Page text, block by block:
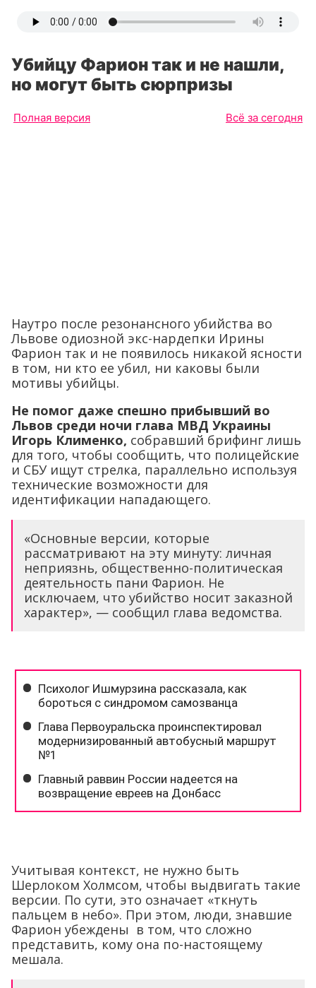
Убийцу Фарион так и не нашли,
но могут быть сюрпризы
Полная версия Всё за сегодня
Наутро после резонансного убийства во
Львове одиозной экс-нардепки Ирины
Фарион так и не появилось никакой ясности
в том, ни кто ее убил, ни каковы были
мотивы убийцы.
Не помог даже спешно прибывший во
Львов среди ночи глава МВД Украины
Игорь Клименко, собравший брифинг лишь
для того, чтобы сообщить, что полицейские
и СБУ ищут стрелка, параллельно используя
технические возможности для
идентификации нападающего.
«Основные версии, которые
рассматривают на эту минуту: личная
неприязнь, общественно-политическая
деятельность пани Фарион. Не
исключаем, что убийство носит заказной
характер», — сообщил глава ведомства.
Учитывая контекст, не нужно быть
Шерлоком Холмсом, чтобы выдвигать такие
версии. По сути, это означает «ткнуть
пальцем в небо». При этом, люди, знавшие
Фарион убеждены в том, что сложно
представить, кому она по-настоящему
мешала.